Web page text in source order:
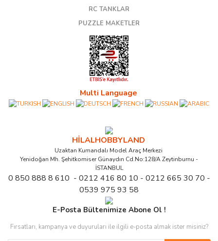
RC TANKLAR
PUZZLE MAKETLER
Multi Language
HİLALHOBBYLAND
Uzaktan Kumandalı Model Araç Merkezi
Yenidoğan Mh. Şehitkomiser Günaydın Cd.No:128/A Zeytinburnu -
İSTANBUL
0 850 888 8 610 - 0212 416 80 10 - 0212 665 30 70 -
0539 975 93 58
E-Posta Bültenimize Abone Ol !
Fırsatları, kampanya ve duyuruları ile ilgili e-posta almak ister misiniz?